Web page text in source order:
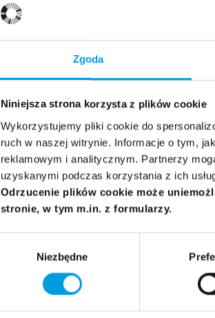
Zgoda
Niniejsza strona korzysta z plików cookie
Wykorzystujemy pliki cookie do
ruch w naszej witrynie. Informacje o tym,
reklamowym i analitycznym. Partnerzy
uzyskanymi podczas korzystania z ich
Odrzucenie plików cookie może
stronie, w tym m.in. z formularzy.
Niezbędne